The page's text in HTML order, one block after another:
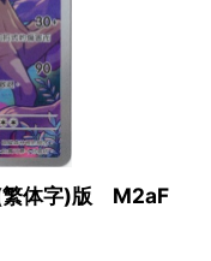
体字)版 M2aF